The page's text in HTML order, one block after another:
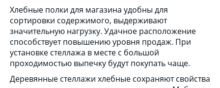
Хлебные полки для магазина удобны для
сортировки содержимого, выдерживают
значительную нагрузку. Удачное расположение
способствует повышению уровня продаж. При
установке стеллажа в месте с большой
проходимостью выпечку будут покупать чаще.
Деревянные стеллажи хлебные сохраняют свойства